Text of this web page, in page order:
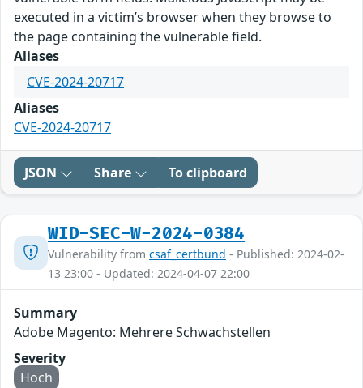
executed in a victim’s browser when they browse to
the page containing the vulnerable field.
Aliases
CVE-2024-20717
Aliases
CVE-2024-20717
JSON Share To clipboard
WID-SEC-W-2024-0384
Vulnerability from csaf_certbund - Published: 2024-02-
13 23:00 - Updated: 2024-04-07 22:00
Summary
Adobe Magento: Mehrere Schwachstellen
Severity
Hoch